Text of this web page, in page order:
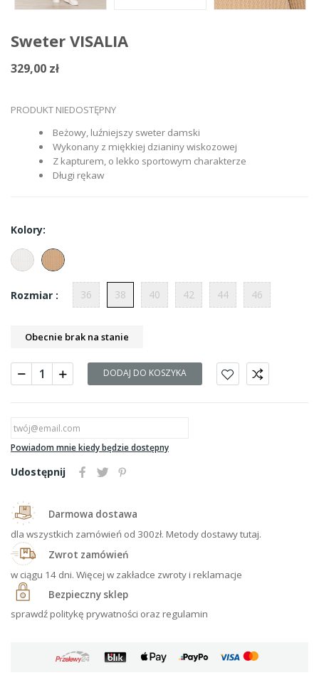
Sweter VISALIA
329,00 zł
PRODUKT NIEDOSTĘPNY
Beżowy, luźniejszy sweter damski
Wykonany z miękkiej dzianiny wiskozowej
Z kapturem, o lekko sportowym charakterze
Długi rękaw
Kolory:
Rozmiar : 36 38 40 42 44 46
Obecnie brak na stanie
DODAJ DO KOSZYKA
Powiadom mnie kiedy będzie dostępny
Udostępnij
Darmowa dostawa
dla wszystkich zamówień od 300zł. Metody dostawy tutaj.
Zwrot zamówień
w ciągu 14 dni. Więcej w zakładce zwroty i reklamacje
Bezpieczny sklep
sprawdź politykę prywatności oraz regulamin